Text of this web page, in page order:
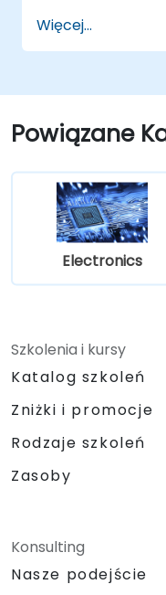
teoretyczne
Stosować
Więcej...
Powiązane
Electronics
Szkolenia i kursy
Katalog szkoleń
Zniżki i promocje
Rodzaje szkoleń
Zasoby
Konsulting
Nasze podejście